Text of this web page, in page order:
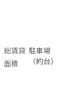
総賃貸
面積
駐車場
（約台）